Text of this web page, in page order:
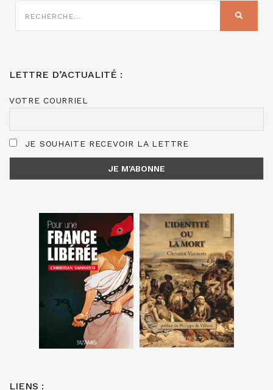
SUR
LETTRE D’ACTUALITÉ :
VOTRE COURRIEL
JE SOUHAITE RECEVOIR LA LETTRE
LIENS :